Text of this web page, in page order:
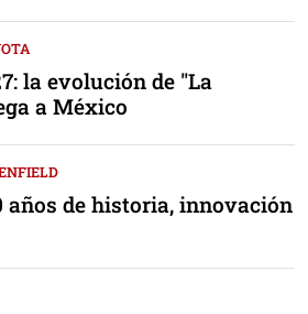
la evolución de "La
a México
años de historia, innovación